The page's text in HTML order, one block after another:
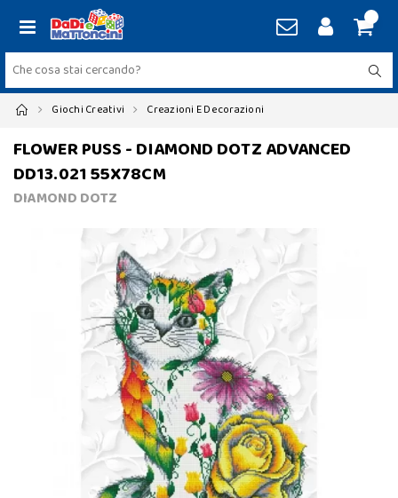
Giochi Creativi Creazioni E Decorazioni
FLOWER PUSS - DIAMOND DOTZ ADVANCED
DD13.021 55X78CM
DIAMOND DOTZ